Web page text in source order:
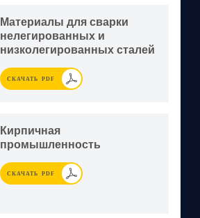
Материалы для сварки
нелегированных и
низколегированных сталей
СКАЧАТЬ PDF
Кирпичная
промышленность
СКАЧАТЬ PDF